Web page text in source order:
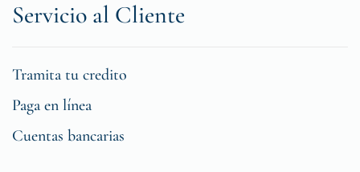
Servicio al Cliente
Tramita tu credito
Paga en línea
Cuentas bancarias